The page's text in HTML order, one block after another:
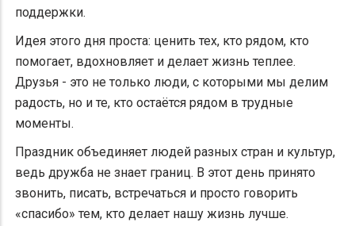
поддержки.
Идея этого дня проста: ценить тех, кто рядом, кто
помогает, вдохновляет и делает жизнь теплее.
Друзья - это не только люди, с которыми мы делим
радость, но и те, кто остаётся рядом в трудные
моменты.
Праздник объединяет людей разных стран и культур,
ведь дружба не знает границ. В этот день принято
звонить, писать, встречаться и просто говорить
«спасибо» тем, кто делает нашу жизнь лучше.